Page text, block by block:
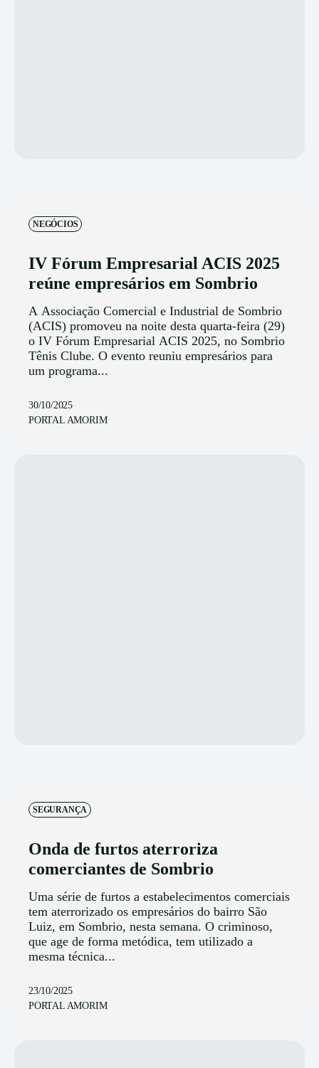
NEGÓCIOS
IV Fórum Empresarial ACIS 2025
reúne empresários em Sombrio
A Associação Comercial e Industrial de Sombrio
(ACIS) promoveu na noite desta quarta-feira (29)
o IV Fórum Empresarial ACIS 2025, no Sombrio
Tênis Clube. O evento reuniu empresários para
um programa...
30/10/2025
PORTAL AMORIM
SEGURANÇA
Onda de furtos aterroriza
comerciantes de Sombrio
Uma série de furtos a estabelecimentos comerciais
tem aterrorizado os empresários do bairro São
Luiz, em Sombrio, nesta semana. O criminoso,
que age de forma metódica, tem utilizado a
mesma técnica...
23/10/2025
PORTAL AMORIM